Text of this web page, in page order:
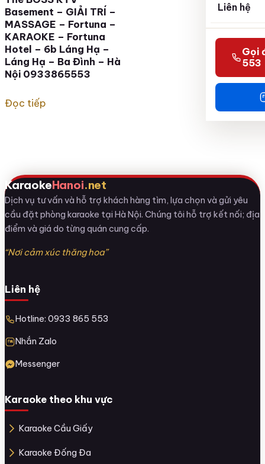
Liên hệ
Gọi
553
Basement – GIẢI TRÍ –
MASSAGE – Fortuna –
KARAOKE – Fortuna
Hotel – 6b Láng Hạ –
Láng Hạ – Ba Đình – Hà
Nội 0933865553
Đọc tiếp
KaraokeHanoi.net
Dịch vụ tư vấn và hỗ trợ khách hàng tìm, lựa chọn và gửi yêu
cầu đặt phòng karaoke tại Hà Nội. Chúng tôi hỗ trợ kết nối; địa
điểm và giá do từng quán cung cấp.
“Nơi cảm xúc thăng hoa”
Liên hệ
Hotline: 0933 865 553
Nhắn Zalo
Messenger
Karaoke theo khu vực
Karaoke Cầu Giấy
Karaoke Đống Đa